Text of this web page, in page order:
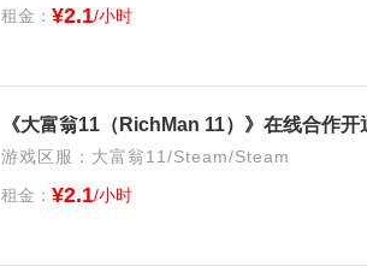
租金： ¥2.1/小时
《大富翁11（RichMan 11）》在线合作
游戏区服：大富翁11/Steam/Steam
租金： ¥2.1/小时